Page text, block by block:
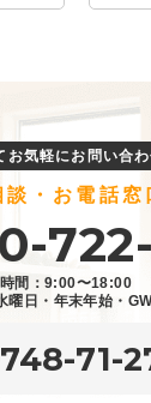
お気軽にお問い合
・お電話窓
間：9:00〜18:00
曜日・年末年始・
71-